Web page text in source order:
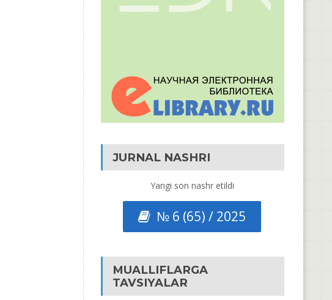
JURNAL NASHRI
Yangi son nashr etildi
№ 6 (65) / 2025
MUALLIFLARGA
TAVSIYALAR